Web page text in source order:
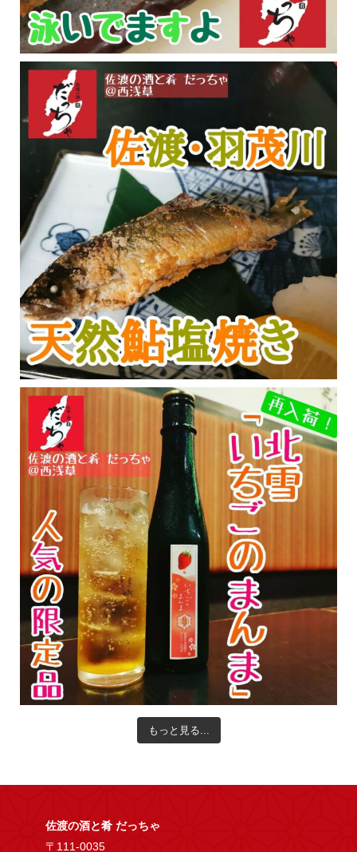
もっと見る...
佐渡の酒と肴 だっちゃ
〒111-0035